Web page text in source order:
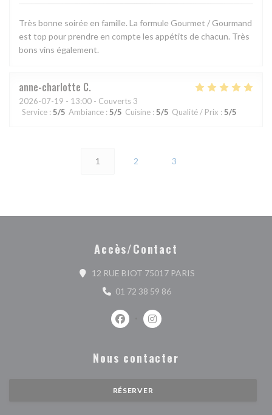
Très bonne soirée en famille. La formule Gourmet / Gourmand
est top pour prendre en compte les appétits de chacun. Très
bons vins également.
anne-charlotte C
2026-07-19 - 13:00 - Couverts 3
Service : 5/5 Ambiance : 5/5 Cuisine : 5/5 Qualité / Prix : 5/5
1 2 3
Accès/Contact
12 RUE BIOT 75017 PARIS((ouvre une
01 72 38 59 86
Facebook ((ouvre une nouvelle
Instagram ((ouvre une
Nous contacter
RÉSERVER